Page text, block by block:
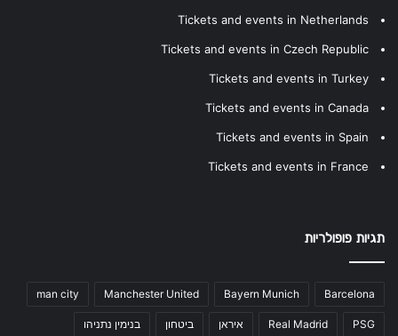
Tickets and events in Netherlands
Tickets and events in Czech Republic
Tickets and events in Turkey
Tickets and events in Canada
Tickets and events in Spain
Tickets and events in France
תגיות פופולריות
Barcelona
Bayern Munich
Manchester United
man city
PSG
Real Madrid איראן ביטחון בנימין נתניהו